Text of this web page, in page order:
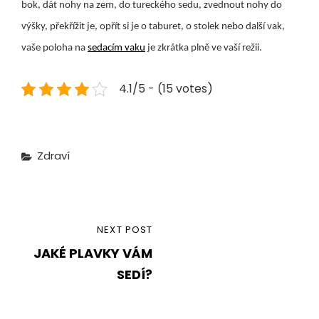
bok, dát nohy na zem, do tureckého sedu, zvednout nohy do
výšky, překřížit je, opřít si je o taburet, o stolek nebo další vak,
vaše poloha na sedacím vaku je zkrátka plně ve vaší režii.
4.1/5 - (15 votes)
Categories
Zdraví
Navigace
pro
příspěvek
POST
NEXT POST
JAKÉ PLAVKY VÁM
SEDÍ?